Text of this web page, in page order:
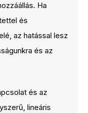
Ha
és
az hatással lesz
és az
és az
lineáris